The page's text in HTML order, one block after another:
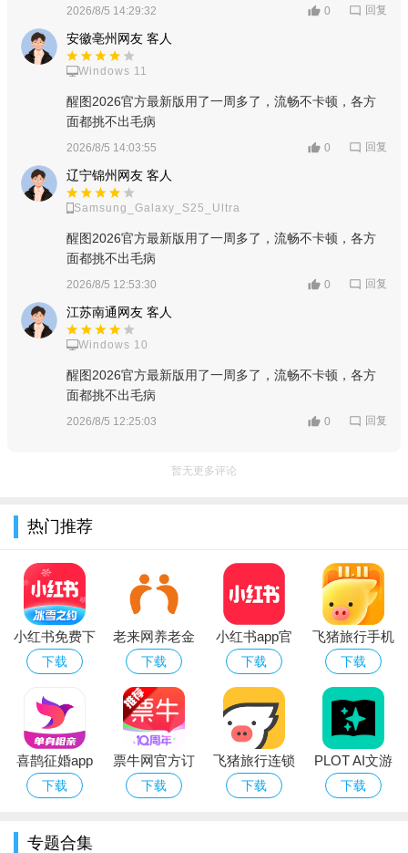
置贴纸、文字也都很容易。
3、美化照片上的人物很方便，给你带来更好的特效，甚至可
以自定义背景图，操作上手难度更低。
4、能够自动完成肤质的美化，滤镜效果也非常好，让照片上
的人物展现出更好的效果，修图没有太多难度。
醒图怎么把抠出来的图放到另一张图上
1、首先先在醒图app中打开一张背景底图。
2、在下方菜单中选择【导入图片】选择你想要抠图的图片。
2026/8/5 14:29:32 0 回复
安徽亳州网友 客人
Windows 11
醒图2026官方最新版用了一周多了，流畅不卡顿，各方
面都挑不出毛病
2026/8/5 14:03:55 0 回复
辽宁锦州网友 客人
Samsung_Galaxy_S25_Ultra
醒图2026官方最新版用了一周多了，流畅不卡顿，各方
面都挑不出毛病
2026/8/5 12:53:30 0 回复
江苏南通网友 客人
Windows 10
醒图2026官方最新版用了一周多了，流畅不卡顿，各方
面都挑不出毛病
2026/8/5 12:25:03 0 回复
暂无更多评论
热门推荐
小红书免费下
载2026最新版
下载
老来网养老金
认证app下载
下载
小红书app官
方正版免费下
载安装2026最
新版本
下载
飞猪旅行手机
最新版
下载
喜鹊征婚app
官方下载
下载
票牛网官方订
票要下app最
下载
飞猪旅行连锁
快捷酒店app
下载
PLOT AI文游
软件下载官方
下载
专题合集